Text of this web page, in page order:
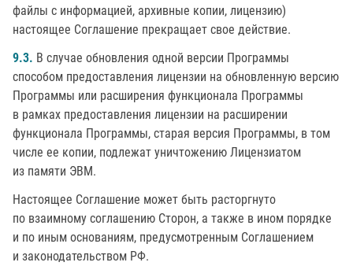
файлы с информацией, архивные копии, лицензию)
настоящее Соглашение прекращает свое действие.
9.3. В случае обновления одной версии Программы
способом предоставления лицензии на обновленную версию
Программы или расширения функционала Программы
в рамках предоставления лицензии на расширении
функционала Программы, старая версия Программы, в том
числе ее копии, подлежат уничтожению Лицензиатом
из памяти ЭВМ.
Настоящее Соглашение может быть расторгнуто
по взаимному соглашению Сторон, а также в ином порядке
и по иным основаниям, предусмотренным Соглашением
и законодательством РФ.